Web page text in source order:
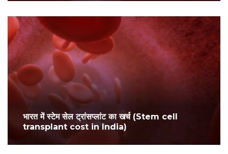
भारत में स्टेम सेल ट्रांसप्लांट का खर्च (Stem cell
transplant cost in India)